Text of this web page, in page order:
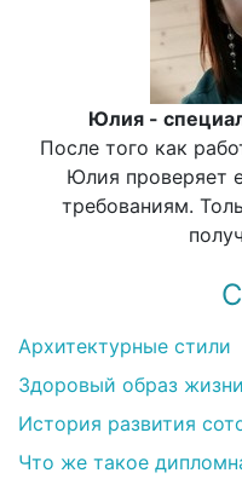
Юлия -
После того как
Юлия проверяет
требованиям.
Архитектурные стили
Здоровый образ жизни
История развития
Что же такое